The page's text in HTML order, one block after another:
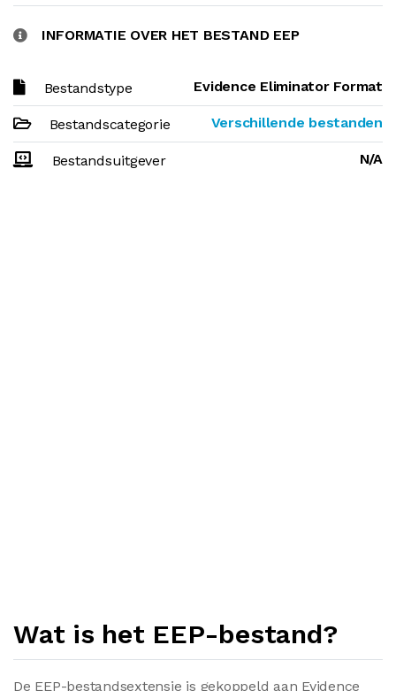
INFORMATIE OVER HET BESTAND EEP
Bestandstype Evidence Eliminator Format
Bestandscategorie Verschillende bestanden
Bestandsuitgever N/A
Wat is het EEP-bestand?
De EEP-bestandsextensie is gekoppeld aan Evidence